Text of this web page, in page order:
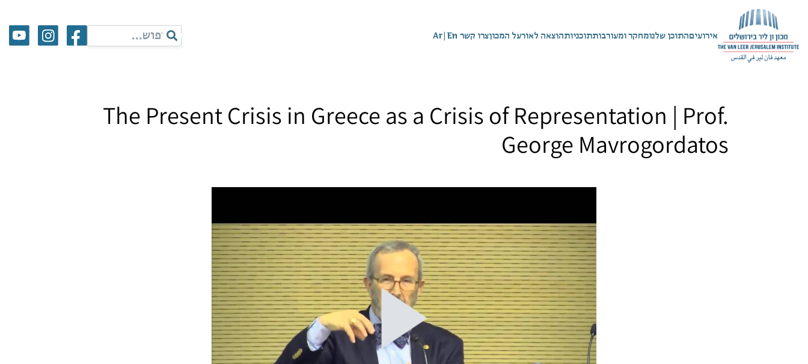
אירועיםהתוכן שלנומחקר ומעורבותתוכניותהוצאה לאורעל המכוןצרו קשר En
|
Ar
The Present Crisis in Greece as a Crisis of Representation | Prof.
George Mavrogordatos